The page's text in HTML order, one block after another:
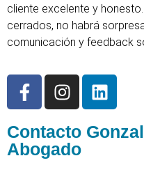
cliente excelente y
cerrados, no habrá
comunicación y feedback
Contacto
Abogado